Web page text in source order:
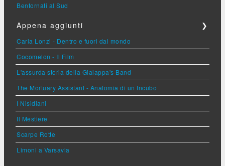
Bentornati al Sud
Appena aggiunti ❯
Carla Lonzi - Dentro e fuori dal mondo
Cocomelon - Il Film
L'assurda storia della Gialappa's Band
The Mortuary Assistant - Anatomia di un Incubo
I Nisidiani
Il Mestiere
Scarpe Rotte
Limoni a Varsavia